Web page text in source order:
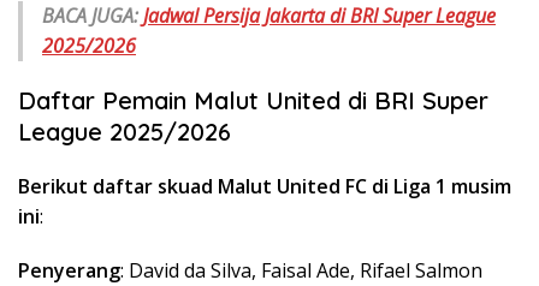
BACA JUGA:Jadwal Persija Jakarta di BRI Super League
2025/2026
Daftar Pemain Malut United di BRI Super
League 2025/2026
Berikut daftar skuad Malut United FC di Liga 1 musim
ini:
Penyerang: David da Silva, Faisal Ade, Rifael Salmon